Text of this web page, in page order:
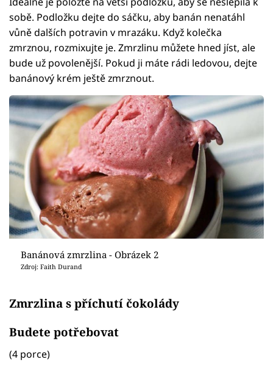
sobě. Podložku dejte do sáčku, aby banán nenatáhl
vůně dalších potravin v mrazáku. Když kolečka
zmrznou, rozmixujte je. Zmrzlinu můžete hned jíst, ale
bude už povolenější. Pokud ji máte rádi ledovou, dejte
banánový krém ještě zmrznout.
Banánová zmrzlina - Obrázek 2
Zdroj: Faith Durand
Zmrzlina s příchutí čokolády
Budete potřebovat
(4 porce)